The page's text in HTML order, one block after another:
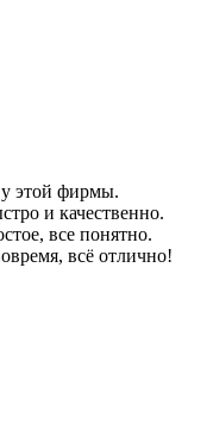
у этой фирмы.
и качественно.
все понятно.
всё отлично!